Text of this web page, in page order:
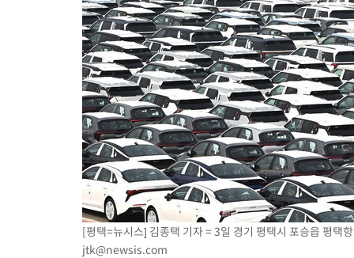
축구협회 "압수수색·성접대 논란 사과…쇄신의 기회로 삼겠다"
[속보]'압수수색·성접대 논란' 축구협회 "실망과 걱정 안겨드려
'최고 37도' 폭염 지속…강원동해안 최대 150㎜ 비
[속보]뉴욕증시 상승 마감…S&P 0.6% 나스닥 1.3%↑
[평택=뉴시스] 김종택 기자 = 3일 경기 평택시 포승읍 평
jtk@newsis.com